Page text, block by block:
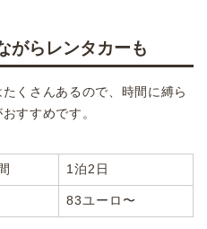
がらレンタカーも
くさんあるので、時間に縛ら
すすめです。
1泊2日
83ユーロ〜